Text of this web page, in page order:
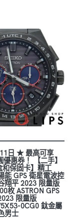
日 ★ 最高可享
惠券！ 【二手】
和保固卡】精工
能 GPS 衛星電波控
翔平 2023 限量版
枚 ASTRON GPS
限量版
0CG0 鈦金屬
男士